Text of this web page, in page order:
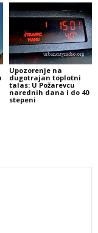
Upozorenje na
dugotrajan toplotni
talas: U Požarevcu
narednih dana i do 40
stepeni